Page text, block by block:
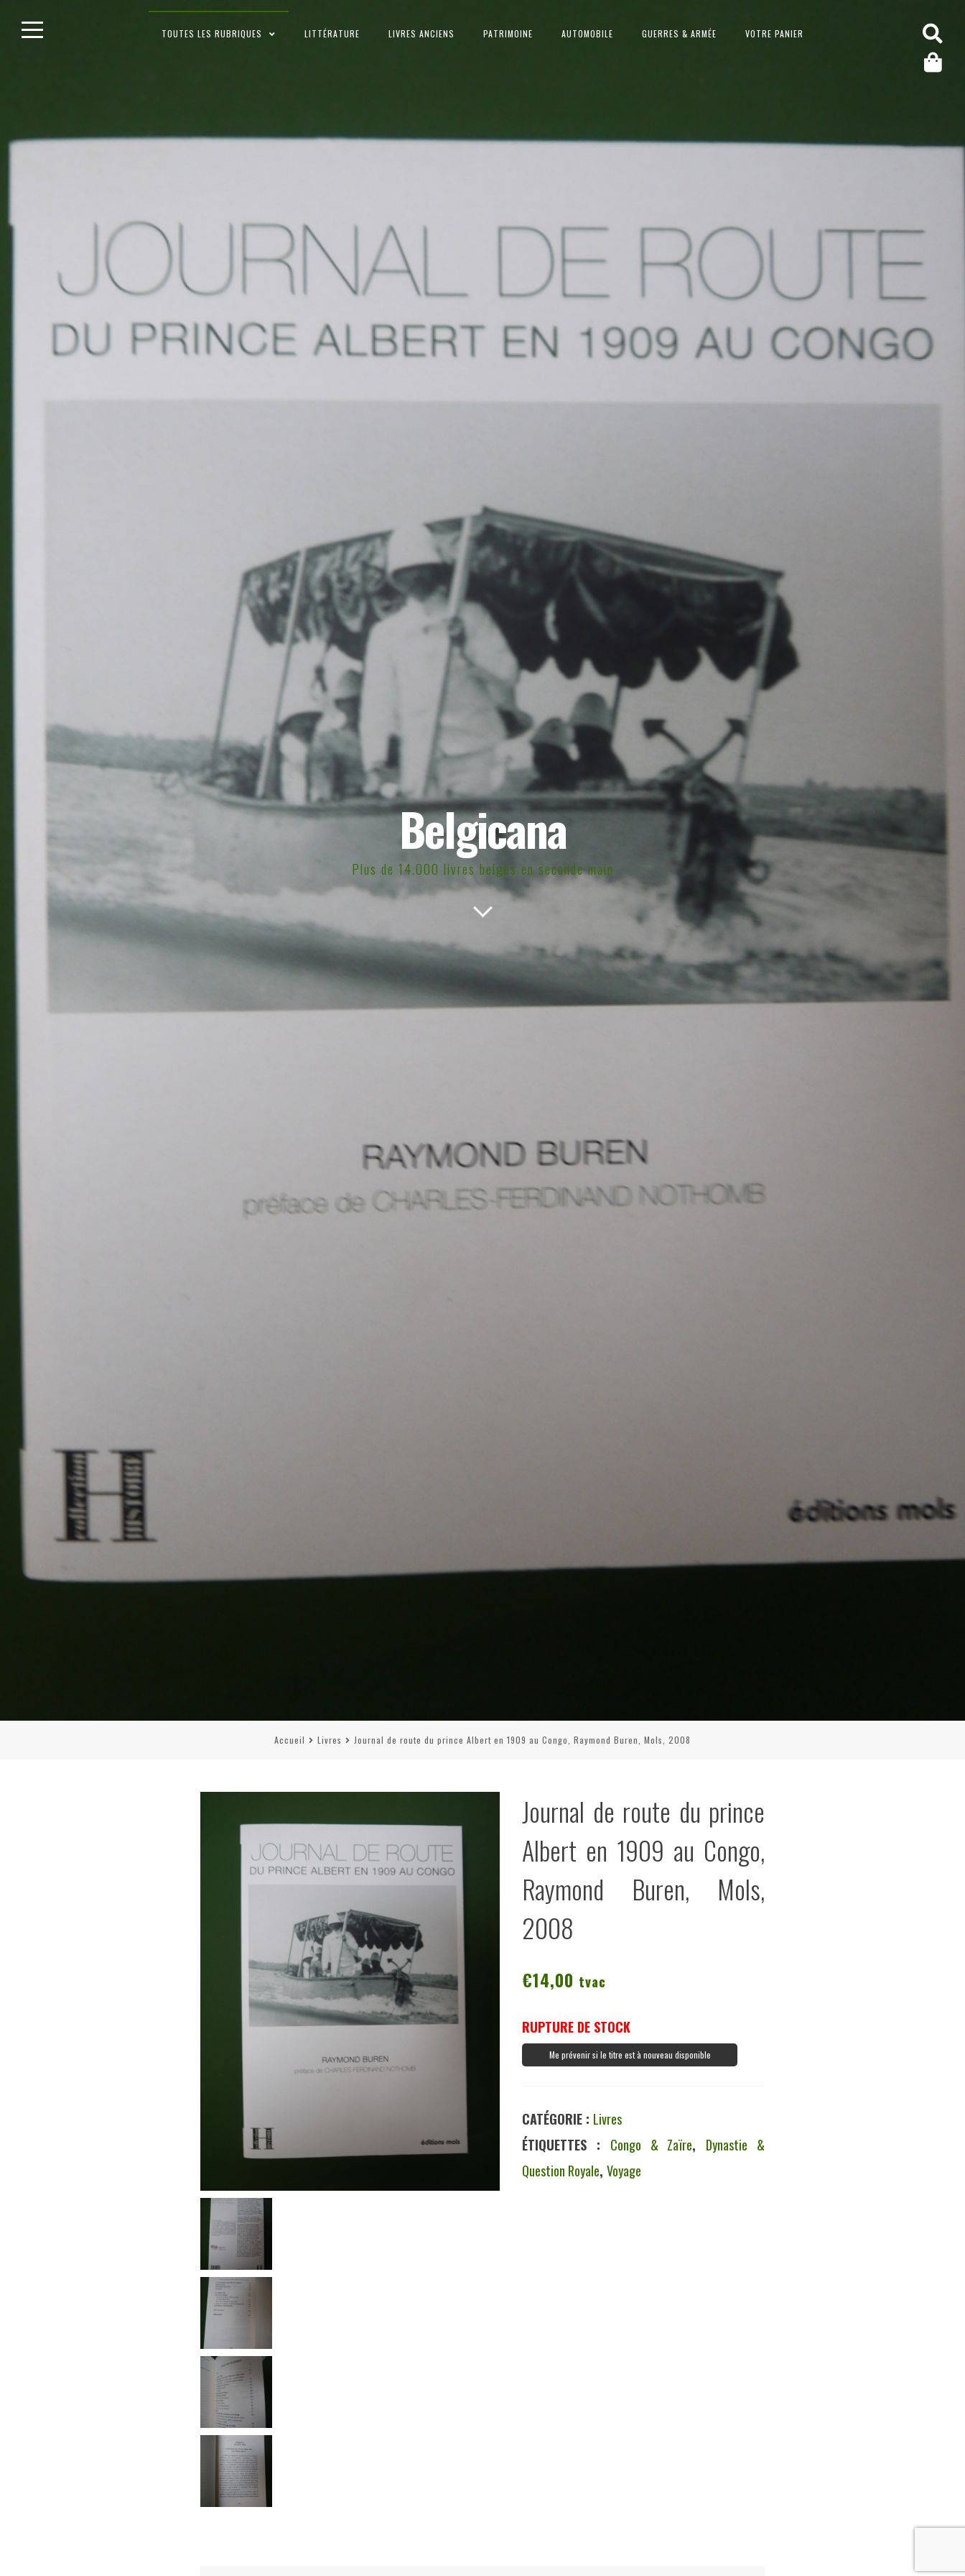
Belgicana
Plus de 14.000 livres belges en seconde main
TOUTES LES RUBRIQUES LITTÉRATURE LIVRES ANCIENS PATRIMOINE AUTOMOBILE GUERRES & ARMÉE VOTRE PANIER
Accueil Livres Journal de route du prince Albert en 1909 au Congo, Raymond Buren, Mols, 2008
Journal de route du prince
Albert en 1909 au Congo,
Raymond Buren, Mols,
2008
€14,00 tvac
RUPTURE DE STOCK
Me prévenir si le titre est à nouveau disponible
CATÉGORIE : Livres
ÉTIQUETTES : Congo & Zaïre, Dynastie &
Question Royale,Voyage